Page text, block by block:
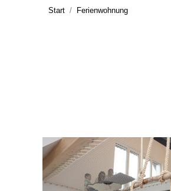
Start Ferienwohnung